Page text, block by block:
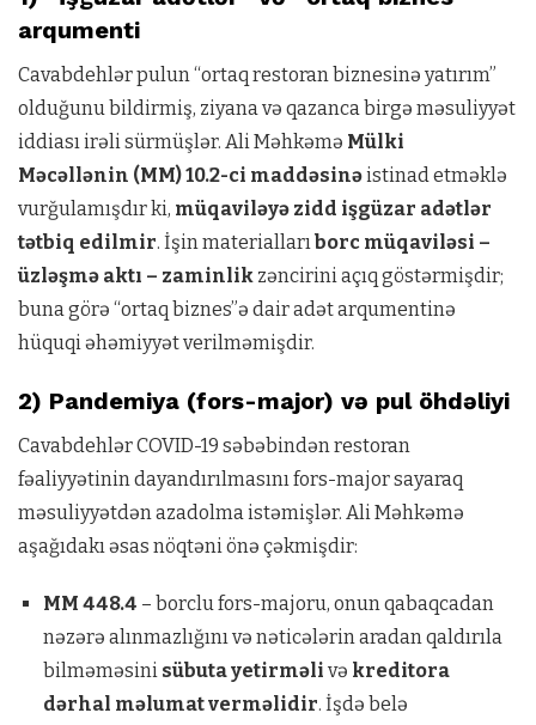
arqumenti
Cavabdehlər pulun “ortaq restoran biznesinə yatırım”
olduğunu bildirmiş, ziyana və qazanca birgə məsuliyyət
iddiası irəli sürmüşlər. Ali Məhkəmə Mülki
Məcəllənin (MM) 10.2-ci maddəsinəistinad etməklə
vurğulamışdır ki, müqaviləyə zidd işgüzar adətlər
tətbiq edilmir. İşin materiallarıborc müqaviləsi –
üzləşmə aktı – zaminlik zəncirini açıq göstərmişdir;
buna görə “ortaq biznes”ə dair adət arqumentinə
hüquqi əhəmiyyət verilməmişdir.
2) Pandemiya (fors-major) və pul öhdəliyi
Cavabdehlər COVID-19 səbəbindən restoran
fəaliyyətinin dayandırılmasını fors-major sayaraq
məsuliyyətdən azadolma istəmişlər. Ali Məhkəmə
aşağıdakı əsas nöqtəni önə çəkmişdir:
MM 448.4 – borclu fors-majoru, onun qabaqcadan
nəzərə alınmazlığını və nəticələrin aradan qaldırıla
bilməməsini sübuta yetirməli və kreditora
dərhal məlumat verməlidir. İşdə belə